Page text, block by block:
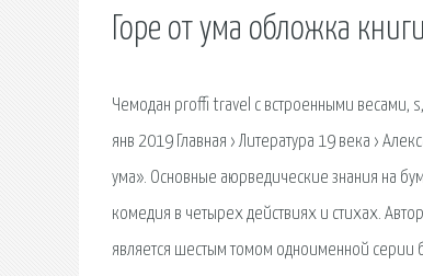
Горе от ума обложка книги
Чемодан proffi travel с встроенными весами,
янв 2019 Главная › Литература 19 века ›
ума». Основные аюрведические знания на
комедия в четырех действиях и стихах.
является шестым томом одноименной серии